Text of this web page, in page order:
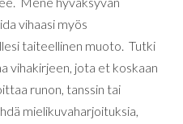
vihaasi myös
taiteellinen muoto. Tutki
vihakirjeen, jota et koskaan
runon, tanssin tai
mielikuvaharjoituksia,